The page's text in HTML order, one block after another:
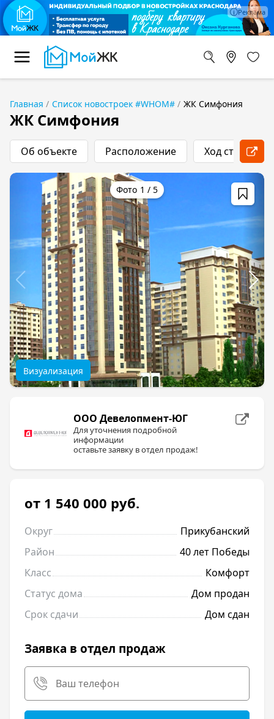
Главная Список новостроек #WHOM# ЖК Симфония
ЖК Симфония
Об объекте Расположение Ход
1 / 5
Визуализация
ООО Девелопмент-ЮГ
Для уточнения подробной
информации
оставьте заявку в отдел продаж!
от 1 540 000 руб.
Округ
Прикубанский
Район
40 лет Победы
Класс
Комфорт
Статус дома
Дом продан
Срок сдачи
Дом сдан
Заявка в отдел продаж